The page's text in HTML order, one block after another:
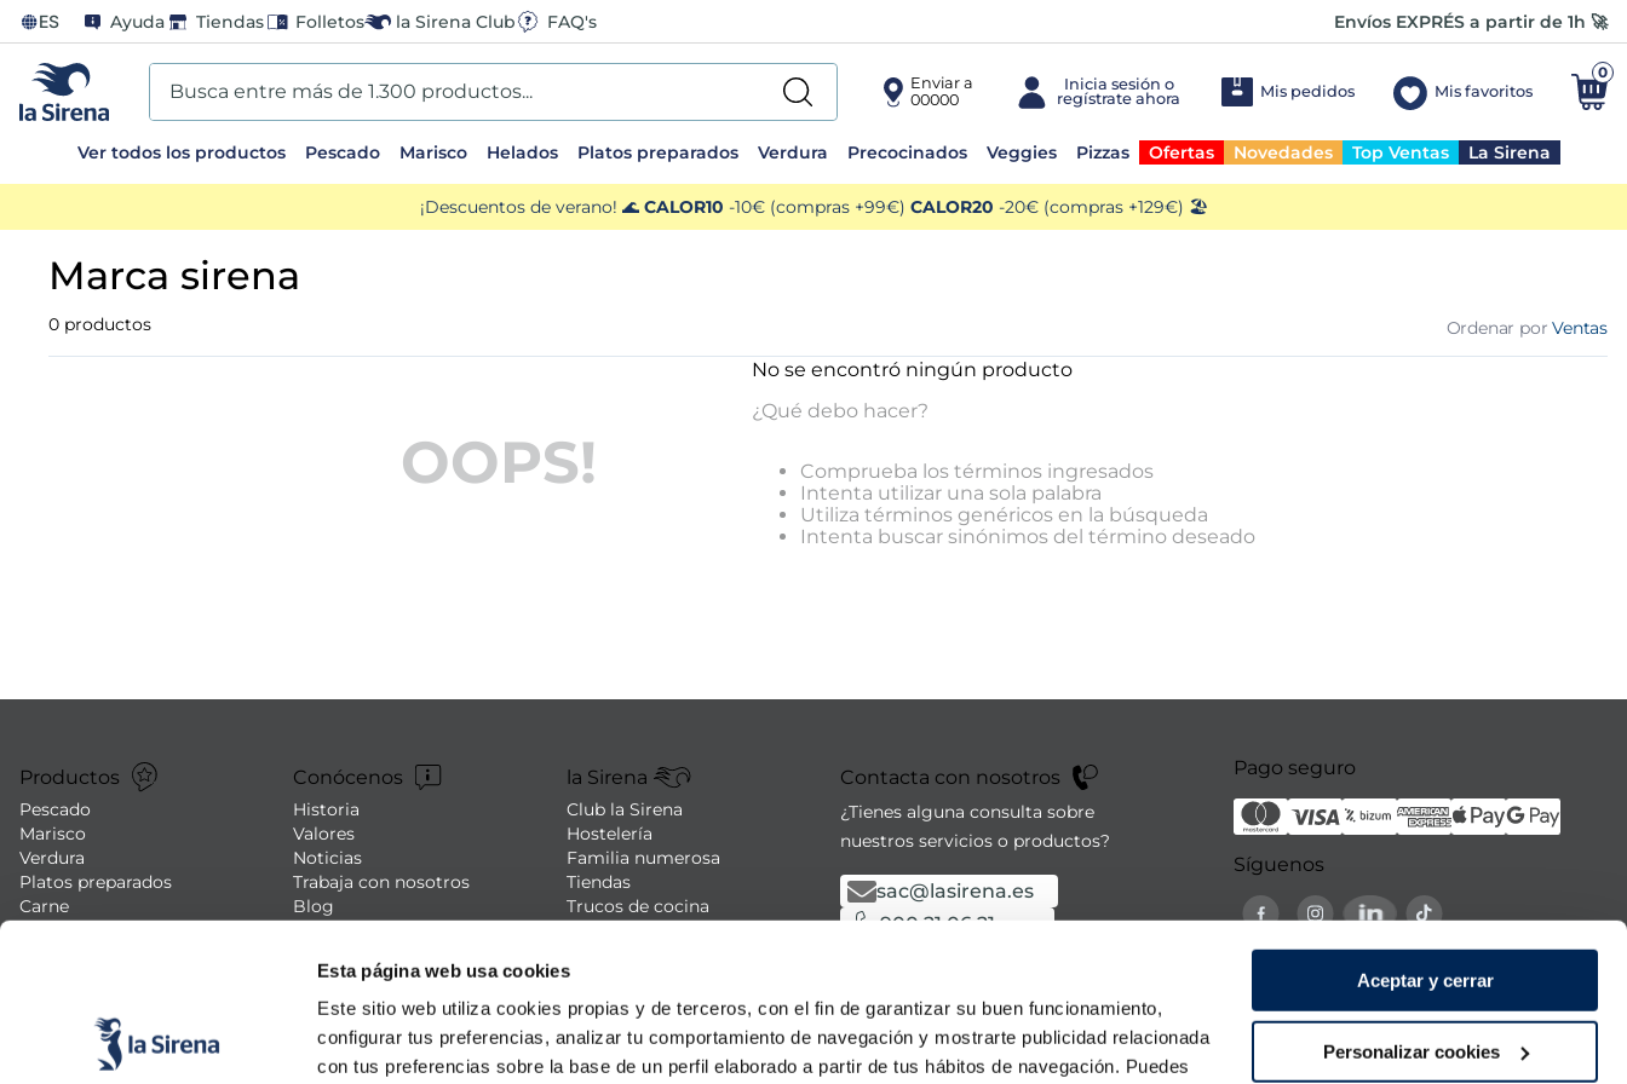
Esta página web usa cookies
Este sitio web utiliza cookies propias y de terceros, con el fin de garantizar su buen funcionamiento,
configurar tus preferencias, analizar tu comportamiento de navegación y mostrarte publicidad relacionada
con tus preferencias sobre la base de un perfil elaborado a partir de tus hábitos de navegación. Puedes
Aceptar y cerrar
Personalizar cookies
ES Ayuda Tiendas Folletos la Sirena Club FAQ's Envíos EXPRÉS a partir de 1h 🚀
Busca entre más de 1.300 productos...
Enviar a
00000
Mis pedidos Mis favoritos
0
Ver todos los productos Pescado Marisco Helados Platos preparados Verdura Precocinados Veggies Pizzas Ofertas Novedades Top Ventas La Sirena
¡Descuentos de verano! 🌊 CALOR10 -10€ (compras +99€) CALOR20 -20€ (compras +129€) 🏖️
marca sirena
0 productos Ordenar por Ventas
OOPS!
No se encontró ningún producto
¿Qué debo hacer?
Comprueba los términos ingresados
Intenta utilizar una sola palabra
Utiliza términos genéricos en la búsqueda
Intenta buscar sinónimos del término deseado
Productos
Pescado
Marisco
Verdura
Platos preparados
Carne
Conócenos
Historia
Valores
Noticias
Trabaja con nosotros
Blog
la Sirena
Club la Sirena
Hostelería
Familia numerosa
Tiendas
Trucos de cocina
Aviso legal
Política de privacidad
Condiciones de compra
Política de cookies
Política LLMS
Contacta con nosotros
¿Tienes alguna consulta sobre
nuestros servicios o productos?
sac@lasirena.es
900 21 06 21
Algunas tiendas abiertas el domingo
Pago seguro
Síguenos
TÉRMINOS MÁS BUSCADOS
1. helados sirena
2. gambas
3. patatas
10 pollo